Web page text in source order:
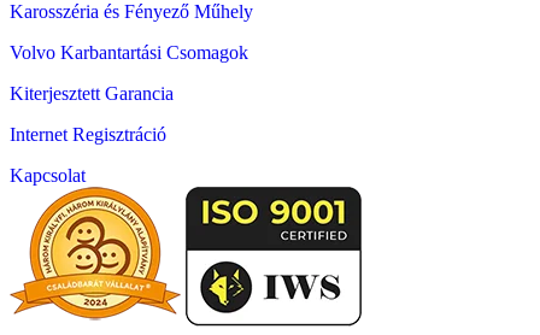
Karosszéria és Fényező Műhely
Volvo Karbantartási Csomagok
Kiterjesztett Garancia
Internet Regisztráció
Kapcsolat